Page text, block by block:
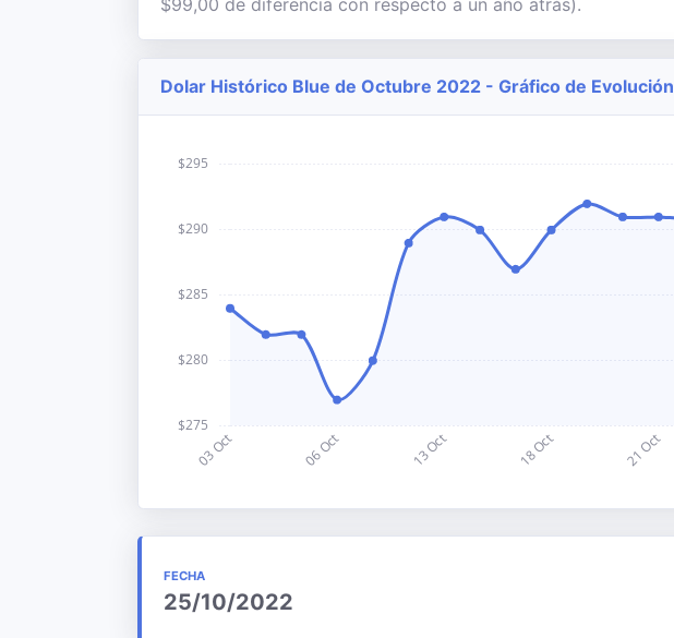
$99,00 de diferencia con respecto a un año atrás).
Dolar Histórico Blue de Octubre 2022 - Gráfico de Evolución
FECHA
25/10/2022